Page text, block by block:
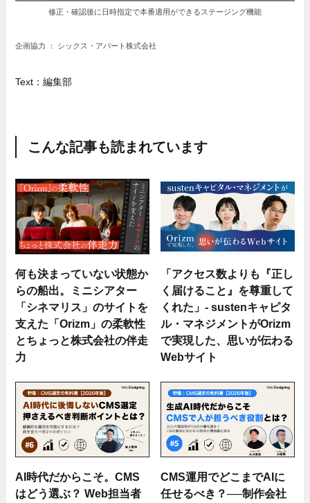
修正・確認後に日時指定で本番適用ができるステージング機能
企画協力 ： シックス・アパート株式会社
Text：編集部
こんな記事も読まれています
何も決まっていない状態か
らの船出。ミニシアター
「シネマリス」のサイトを
支えた「Orizm」の柔軟性
とちょっと株式会社の伴走
力
「アクセス数よりも『正し
く届けること』を尊重して
くれた」- sustenキャピタ
ル・マネジメントがOrizm
で実現した、思いが伝わる
Webサイト
AI時代だからこそ。CMS
はどう選ぶ？ Web担当者
CMS運用でどこまでAIに
任せるべき？──制作会社